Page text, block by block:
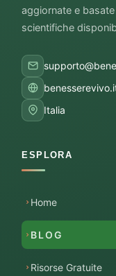
aggiornate e
scientifiche
Italia
ESPLORA
Home
BLOG
Risorse Gratuite